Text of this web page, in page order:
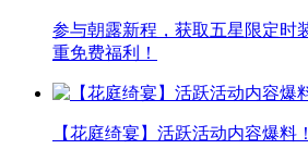
参与朝露新程，获取五星限定时
重免费福利！
【花庭绮宴】活跃活动内容爆料！